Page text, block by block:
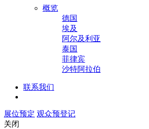
概览
德国
埃及
阿尔及利亚
泰国
菲律宾
沙特阿拉伯
联系我们
展位预定 观众预登记
关闭